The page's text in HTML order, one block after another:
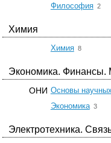
Философия 2
Химия
Химия 8
Экономика. Финансы.
ОНИ Основы
Экономика 3
Электротехника.